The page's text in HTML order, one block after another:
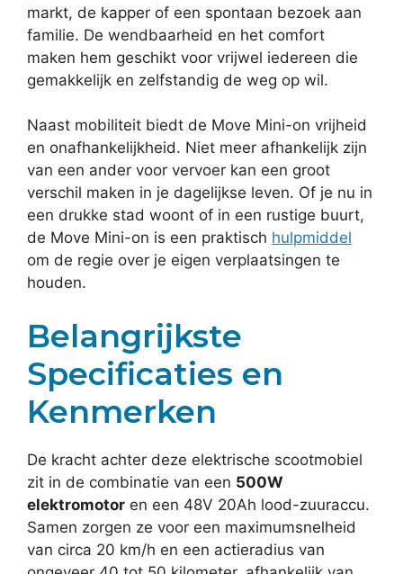
markt, de kapper of een spontaan bezoek aan
familie. De wendbaarheid en het comfort
maken hem geschikt voor vrijwel iedereen die
gemakkelijk en zelfstandig de weg op wil.
Naast mobiliteit biedt de Move Mini-on vrijheid
en onafhankelijkheid. Niet meer afhankelijk zijn
van een ander voor vervoer kan een groot
verschil maken in je dagelijkse leven. Of je nu in
een drukke stad woont of in een rustige buurt,
de Move Mini-on is een praktisch hulpmiddel
om de regie over je eigen verplaatsingen te
houden.
Belangrijkste
Specificaties en
Kenmerken
De kracht achter deze elektrische scootmobiel
zit in de combinatie van een 500W
elektromotor en een 48V 20Ah lood-zuuraccu.
Samen zorgen ze voor een maximumsnelheid
van circa 20 km/h en een actieradius van